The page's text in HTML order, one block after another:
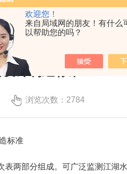
欢迎您！
来自局域网的朋友！有什么
以帮助您的吗？
计制造标准
浏览次数：2784
标准
表两部分组成。可广泛监测江湖